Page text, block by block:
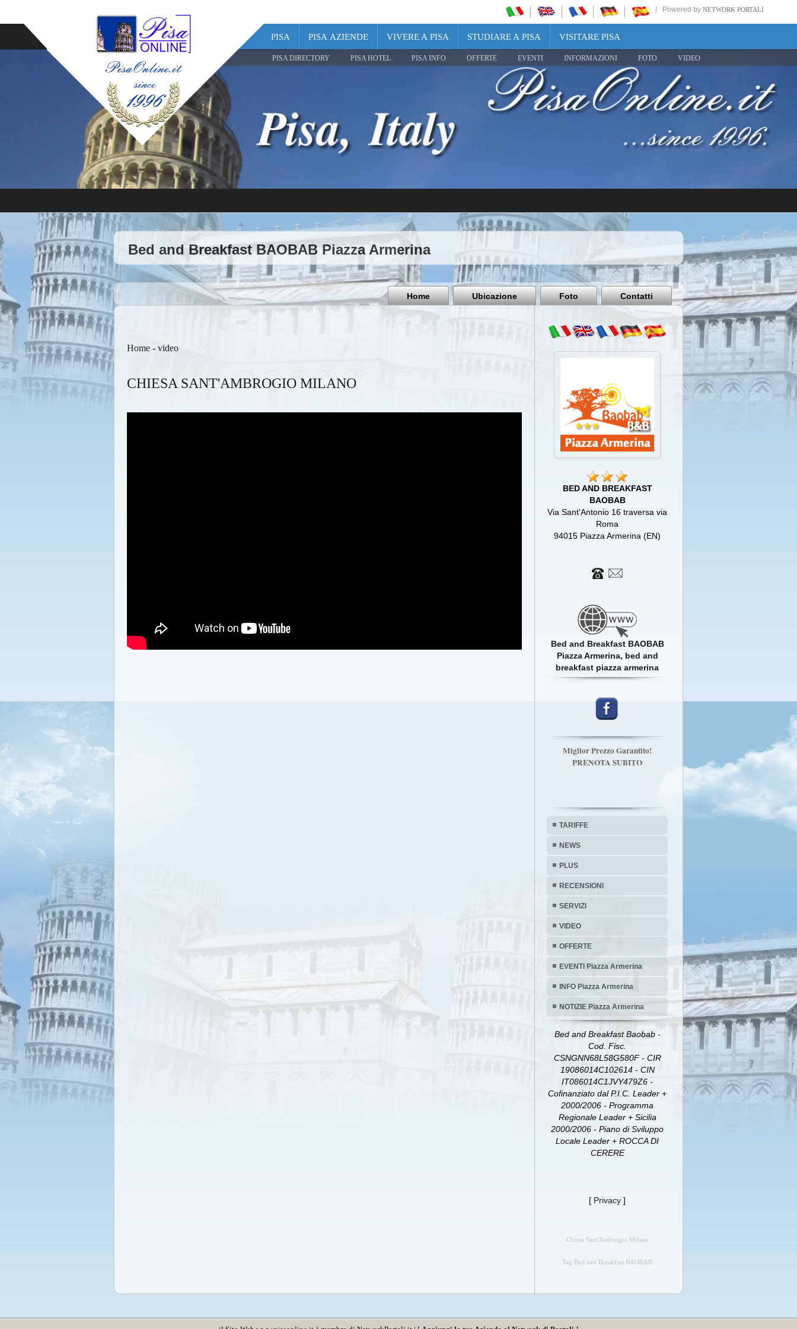
Powered by NETWORK PORTALI
PISA PISA AZIENDE VIVERE A PISA STUDIARE A PISA VISITARE PISA
PISA DIRECTORY PISA HOTEL PISA INFO OFFERTE EVENTI INFORMAZIONI FOTO VIDEO
Share
Pisa
Italy
Bed and Breakfast BAOBAB Piazza Armerina
Home Ubicazione Foto Contatti
Home - video
CHIESA SANT'AMBROGIO MILANO
BED AND BREAKFAST
BAOBAB
Via Sant'Antonio 16 traversa via
Roma
94015 Piazza Armerina (EN)
Bed and Breakfast BAOBAB
Piazza Armerina, bed and
breakfast piazza armerina
Miglior Prezzo Garantito!
PRENOTA SUBITO
TARIFFE
NEWS
PLUS
RECENSIONI
SERVIZI
VIDEO
OFFERTE
EVENTI Piazza Armerina
INFO Piazza Armerina
NOTIZIE Piazza Armerina
Bed and Breakfast Baobab -
Cod. Fisc.
CSNGNN68L58G580F - CIR
19086014C102614 - CIN
IT086014C1JVY479Z6 -
Cofinanziato dal P.I.C. Leader +
2000/2006 - Programma
Regionale Leader + Sicilia
2000/2006 - Piano di Sviluppo
Locale Leader + ROCCA DI
CERERE
[ Privacy ]
Chiesa Sant'Ambrogio Milano
Tag Bed and Breakfast BAOBAB